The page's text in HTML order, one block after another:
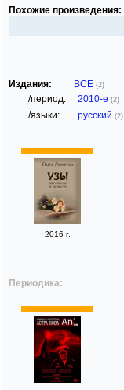
Похожие произведения:
Издания: ВСЕ (2)
/период: 2010-е (2)
/языки: русский (2)
2016 г.
Периодика: